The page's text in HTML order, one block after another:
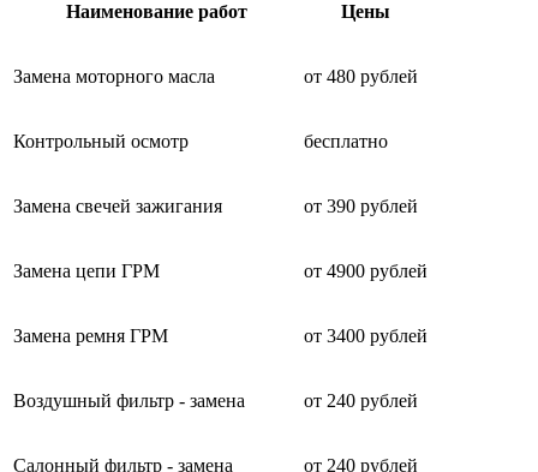
Наименование работ Цены
Замена моторного масла от 480 рублей
Контрольный осмотр бесплатно
Замена свечей зажигания от 390 рублей
Замена цепи ГРМ от 4900 рублей
Замена ремня ГРМ от 3400 рублей
Воздушный фильтр - замена от 240 рублей
Салонный фильтр - замена от 240 рублей